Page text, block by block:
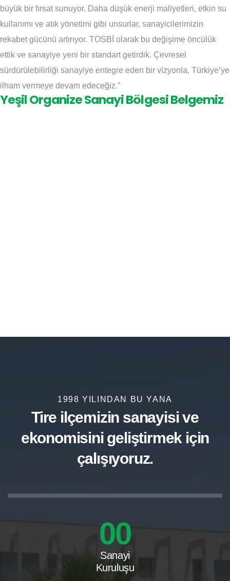
büyük bir fırsat sunuyor. Daha düşük enerji maliyetleri, etkin su
kullanımı ve atık yönetimi gibi unsurlar, sanayicilerimizin
rekabet gücünü artırıyor. TOSBİ olarak bu değişime öncülük
ettik ve sanayiye yeni bir standart getirdik. Çevresel
sürdürülebilirliği sanayiye entegre eden bir vizyonla, Türkiye’ye
ilham vermeye devam edeceğiz.”
Yeşil Organize Sanayi Bölgesi Belgemiz
1998 YILINDAN BU YANA
Tire ilçemizin sanayisi ve
ekonomisini geliştirmek için
çalışıyoruz.
00
Sanayi
Kuruluşu